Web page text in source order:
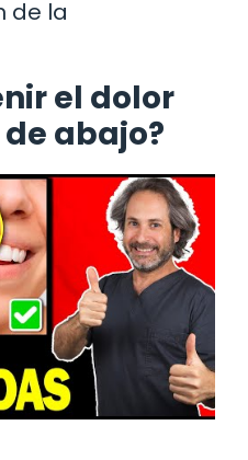
de la
el dolor
abajo?